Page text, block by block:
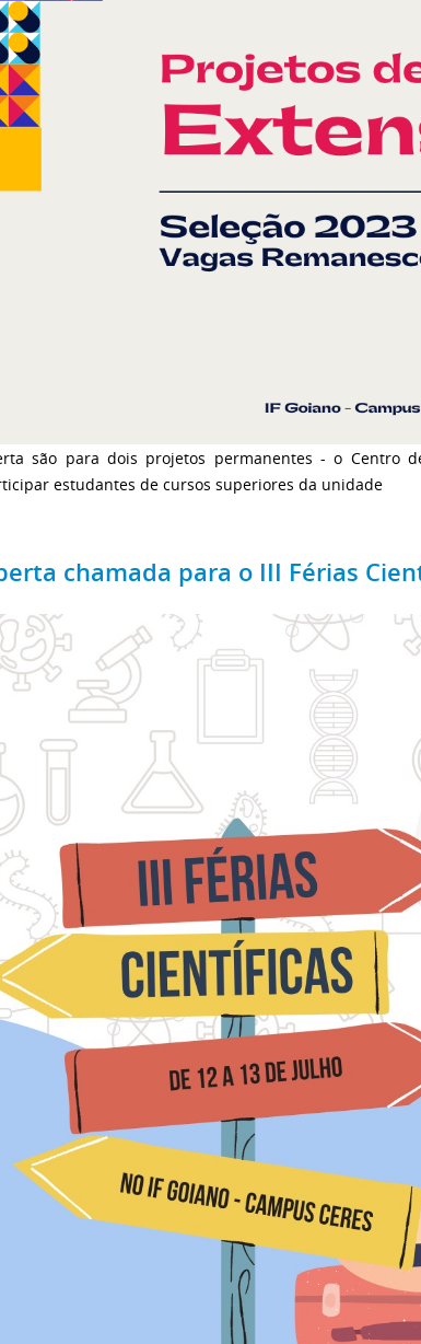
são para dois projetos permanentes - o Centro
estudantes de cursos superiores da unidade
chamada para o III Férias